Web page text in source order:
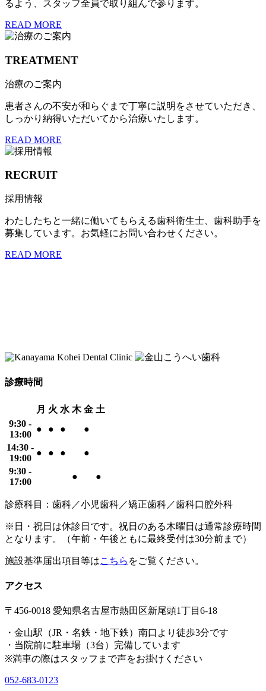
るよう、スタッフ全員で取り組んで参ります。
READ MORE
TREATMENT
治療のご案内
患者さんの不安が和らぐまで丁寧に説明をさせていただき、
しっかり納得いただいてから治療いたします。
READ MORE
RECRUIT
採用情報
わたしたちと一緒に働いてもらえる歯科衛生士、歯科助手を
募集しています。お気軽にお問い合わせください。
READ MORE
診療時間
月 火 水 木 金 土
9:30 -
13:00
● ● ●
●
14:30 -
19:00
● ● ●
●
9:30 -
17:00
● ●
診療科目：歯科／小児歯科／矯正歯科／歯科口腔外科
※日・祝日は休診日です。祝日のある木曜日は通常診療時間
となります。（午前・午後ともに最終受付は30分前まで）
施設基準届出項目等はこちら をご覧ください。
アクセス
〒456-0018 愛知県名古屋市熱田区新尾頭1丁目6-18
・金山駅（JR・名鉄・地下鉄）南口より徒歩3分です
・当院前に駐車場（3台）完備しています
※満車の際はスタッフまで声をお掛けください
052-683-0123